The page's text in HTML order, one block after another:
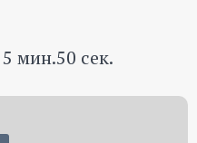
5 мин.50 сек.